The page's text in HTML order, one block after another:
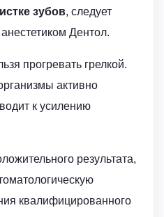
зубов, следует
Дентол.
прогревать грелкой.
активно
к усилению
результата,
квалифицированного